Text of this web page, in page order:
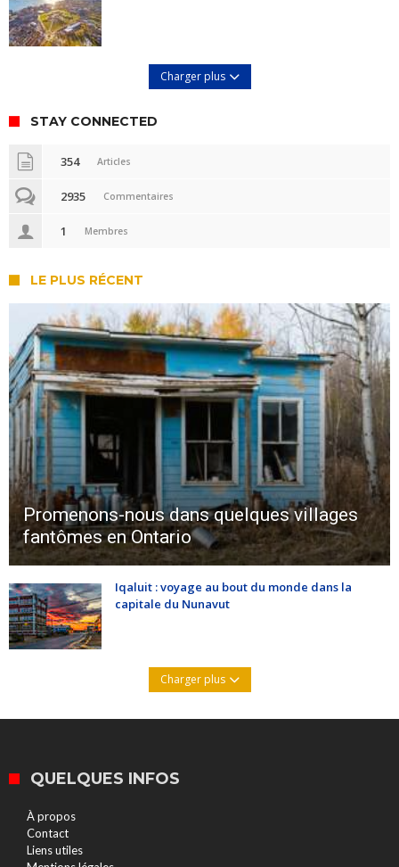
Charger plus
STAY CONNECTED
354 Articles
2935 Commentaires
1 Membres
LE PLUS RÉCENT
Promenons-nous dans quelques villages
fantômes en Ontario
Iqaluit : voyage au bout du monde dans la
capitale du Nunavut
Charger plus
QUELQUES INFOS
À propos
Contact
Liens utiles